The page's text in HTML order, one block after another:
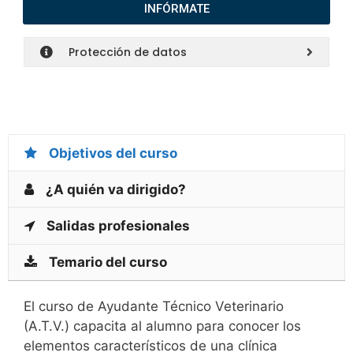
INFÓRMATE
Protección de datos
Objetivos del curso
¿A quién va dirigido?
Salidas profesionales
Temario del curso
El curso de Ayudante Técnico Veterinario
(A.T.V.) capacita al alumno para conocer los
elementos característicos de una clínica